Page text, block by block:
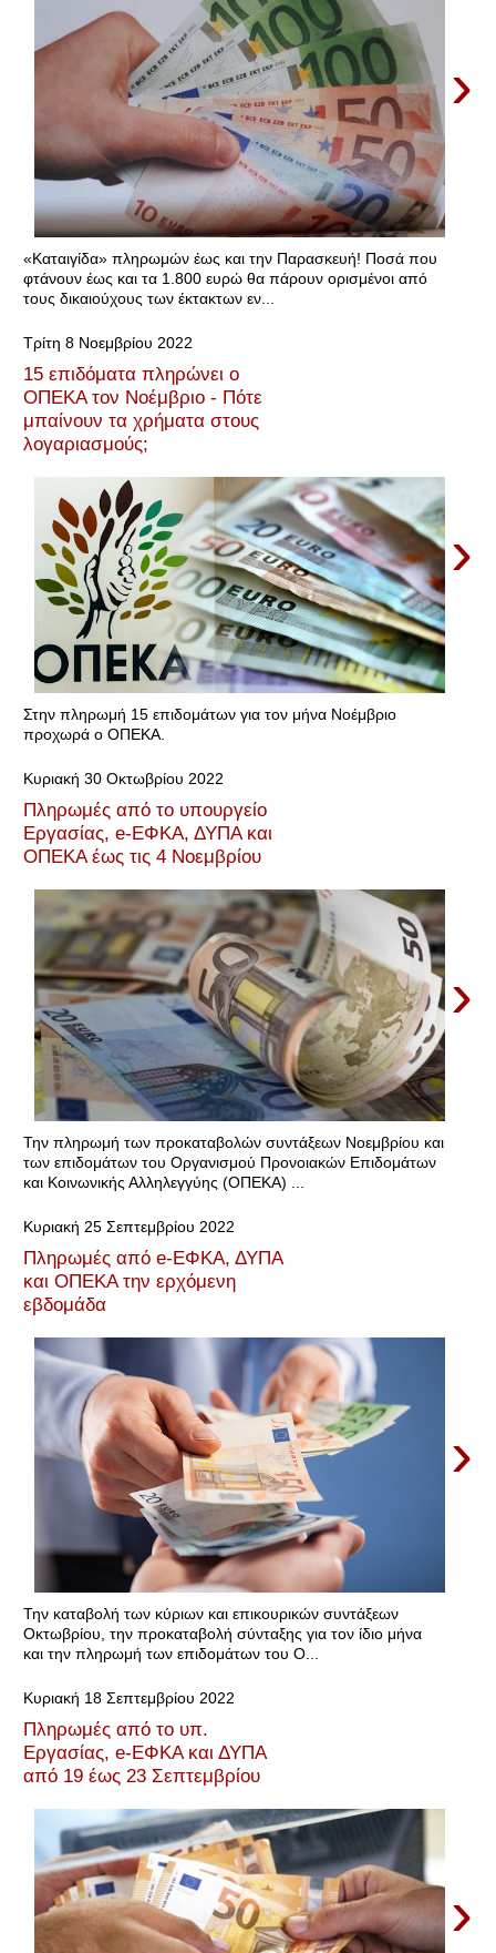
›
«Καταιγίδα» πληρωμών έως και την Παρασκευή! Ποσά που
φτάνουν έως και τα 1.800 ευρώ θα πάρουν ορισμένοι από
τους δικαιούχους των έκτακτων εν...
Τρίτη 8 Νοεμβρίου 2022
15 επιδόματα πληρώνει ο
ΟΠΕΚΑ τον Νοέμβριο - Πότε
μπαίνουν τα χρήματα στους
λογαριασμούς;
›
Στην πληρωμή 15 επιδομάτων για τον μήνα Νοέμβριο
προχωρά ο ΟΠΕΚΑ.
Κυριακή 30 Οκτωβρίου 2022
Πληρωμές από το υπουργείο
Εργασίας, e-ΕΦΚΑ, ΔΥΠΑ και
ΟΠΕΚΑ έως τις 4 Νοεμβρίου
›
Την πληρωμή των προκαταβολών συντάξεων Νοεμβρίου και
των επιδομάτων του Οργανισμού Προνοιακών Επιδομάτων
και Κοινωνικής Αλληλεγγύης (ΟΠΕΚΑ) ...
Κυριακή 25 Σεπτεμβρίου 2022
Πληρωμές από e-ΕΦΚΑ, ΔΥΠΑ
και ΟΠΕΚΑ την ερχόμενη
εβδομάδα
›
Την καταβολή των κύριων και επικουρικών συντάξεων
Οκτωβρίου, την προκαταβολή σύνταξης για τον ίδιο μήνα
και την πληρωμή των επιδομάτων του Ο...
Κυριακή 18 Σεπτεμβρίου 2022
Πληρωμές από το υπ.
Εργασίας, e-ΕΦΚΑ και ΔΥΠΑ
από 19 έως 23 Σεπτεμβρίου
›